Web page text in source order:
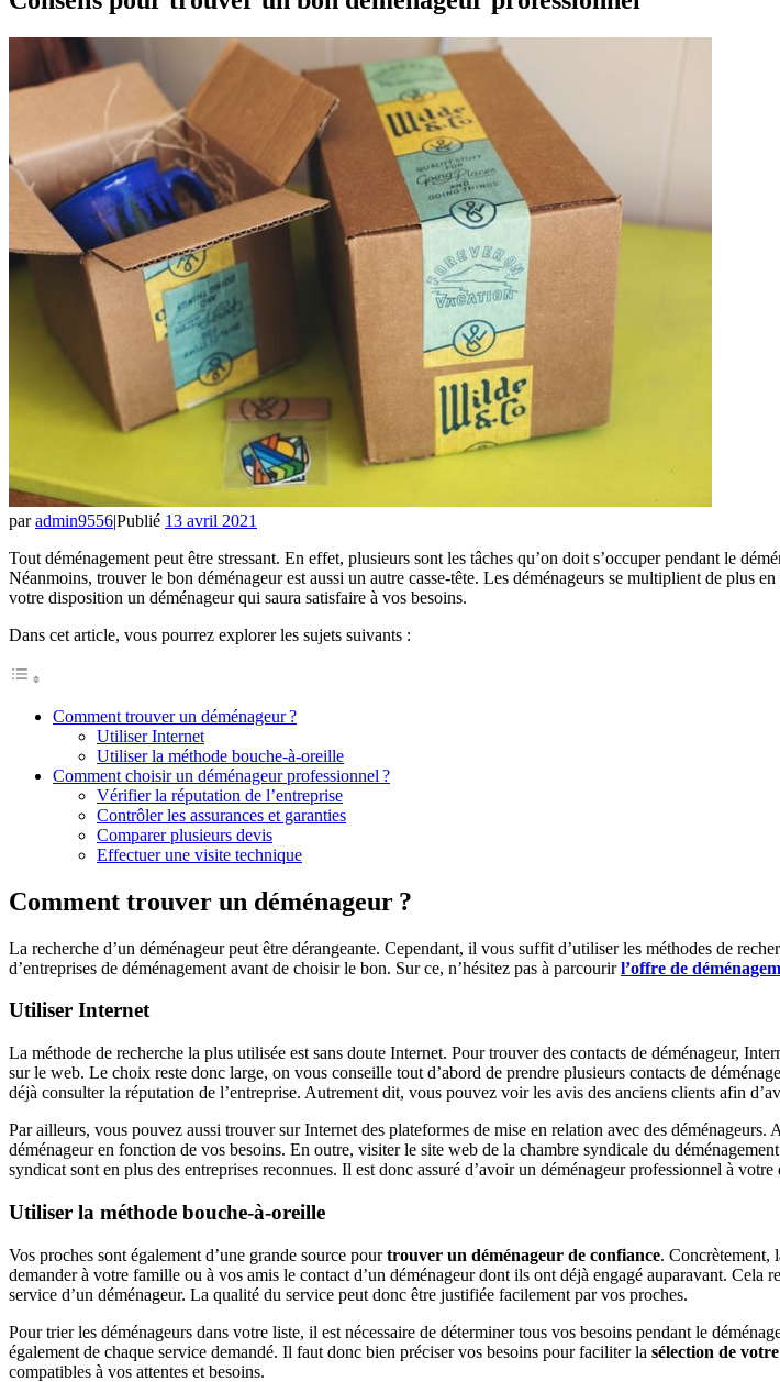
paradmin9556|Publié 13 avril 2021
Tout déménagement peut être stressant. En effet, plusieurs sont les tâches qu’on doit s’occuper pendant le
Néanmoins, trouver le bon déménageur est aussi un autre casse-tête. Les déménageurs se multiplient de plus
votre disposition un déménageur qui saura satisfaire à vos besoins.
Dans cet article, vous pourrez explorer les sujets suivants :
Comment trouver un déménageur ?
Utiliser Internet
Utiliser la méthode bouche-à-oreille
Comment choisir un déménageur professionnel ?
Vérifier la réputation de l’entreprise
Contrôler les assurances et garanties
Comparer plusieurs devis
Effectuer une visite technique
Comment trouver un déménageur ?
La recherche d’un déménageur peut être dérangeante. Cependant, il vous suffit d’utiliser les méthodes de
d’entreprises de déménagement avant de choisir le bon. Sur ce, n’hésitez pas à parcourirl’offre de
Utiliser Internet
La méthode de recherche la plus utilisée est sans doute Internet. Pour trouver des contacts de déménageur,
sur le web. Le choix reste donc large, on vous conseille tout d’abord de prendre plusieurs contacts de
déjà consulter la réputation de l’entreprise. Autrement dit, vous pouvez voir les avis des anciens clients afin
Par ailleurs, vous pouvez aussi trouver sur Internet des plateformes de mise en relation avec des
déménageur en fonction de vos besoins. En outre, visiter le site web de la chambre syndicale du
syndicat sont en plus des entreprises reconnues. Il est donc assuré d’avoir un déménageur professionnel à votre
Utiliser la méthode bouche-à-oreille
Vos proches sont également d’une grande source pourtrouver un déménageur de confiance. Concrètement,
demander à votre famille ou à vos amis le contact d’un déménageur dont ils ont déjà engagé auparavant.
service d’un déménageur. La qualité du service peut donc être justifiée facilement par vos proches.
Pour trier les déménageurs dans votre liste, il est nécessaire de déterminer tous vos besoins pendant le
également de chaque service demandé. Il faut donc bien préciser vos besoins pour faciliter la sélection de
compatibles à vos attentes et besoins.